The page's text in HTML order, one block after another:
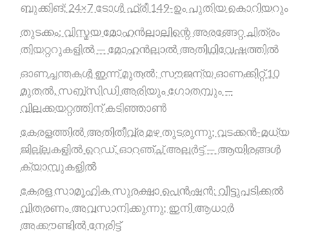
ബുക്കിങ്; 24×7 ടോൾ ഫ്രീ 149-ഉം പുതിയ കൊറിയറും
തുടക്കം: വിസ്മയ മോഹൻലാലിന്റെ അരങ്ങേറ്റ ചിത്രം
തിയറ്ററുകളിൽ — മോഹൻലാൽ അതിഥിവേഷത്തിൽ
ഓണച്ചന്തകൾ ഇന്ന് മുതൽ; സൗജന്യ ഓണക്കിറ്റ് 10
മുതൽ, സബ്സിഡി അരിയും ഗോതമ്പും —
വിലക്കയറ്റത്തിന് കടിഞ്ഞാൺ
കേരളത്തിൽ അതിതീവ്ര മഴ തുടരുന്നു; വടക്കൻ-മധ്യ
ജില്ലകളിൽ റെഡ്, ഓറഞ്ച് അലർട്ട് — ആയിരങ്ങൾ
ക്യാമ്പുകളിൽ
കേരള സാമൂഹിക സുരക്ഷാ പെൻഷൻ: വീട്ടുപടിക്കൽ
വിതരണം അവസാനിക്കുന്നു; ഇനി ആധാർ
അക്കൗണ്ടിൽ നേരിട്ട്